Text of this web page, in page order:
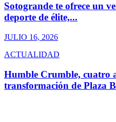
Sotogrande te ofrece un
deporte de élite,...
JULIO 16, 2026
ACTUALIDAD
Humble Crumble, cuatro
transformación de Plaza